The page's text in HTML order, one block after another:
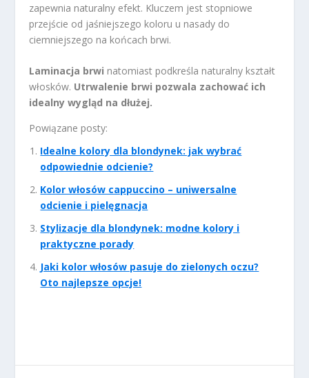
zapewnia naturalny efekt. Kluczem jest stopniowe
przejście od jaśniejszego koloru u nasady do
ciemniejszego na końcach brwi.
Laminacja brwi natomiast podkreśla naturalny kształt
włosków. Utrwalenie brwi pozwala zachować ich
idealny wygląd na dłużej.
Powiązane posty:
Idealne kolory dla blondynek: jak wybrać
odpowiednie odcienie?
Kolor włosów cappuccino – uniwersalne
odcienie i pielęgnacja
Stylizacje dla blondynek: modne kolory i
praktyczne porady
Jaki kolor włosów pasuje do zielonych oczu?
Oto najlepsze opcje!